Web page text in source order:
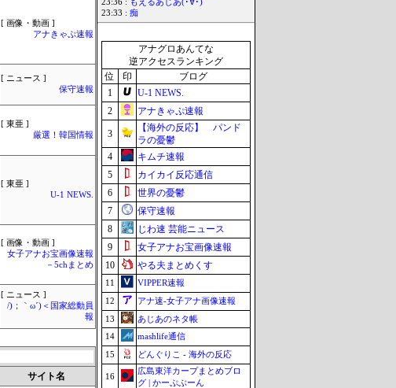
[ 画像・動画 ]
アナきゃぷ速報
[ ニュース ]
保守速報
[ 東亜 ]
厳選！韓国情報
[ 東亜 ]
U-1 NEWS.
[ 画像・動画 ]
女子アナお宝画像速報
－5chまとめ
[ ニュース ]
/)；｀ω´)＜国家総動員
報
サイト名
23:36 : もえるあじあ(･∀･)
23:33 : 痴
アナグロあんてな
逆アクセスランキング
位
印
ブログ
1
U-1 NEWS.
2
アナきゃぷ速報
3
【海外の反応】 パンド
ラの憂鬱
4
キムチ速報
5
カイカイ反応通信
6
世界の憂鬱
7
保守速報
8
じわ速 芸能ニュース
9
女子アナお宝画像速報
10
やる夫まとめくす
11
VIPPER速報
12
アナ速‐女子アナ画像速報
13
あじあのネタ帳
14
mashlife通信
15
どんぐりこ - 海外の反応
16
広島東洋カープまとめブロ
グ | かーぷぶーん